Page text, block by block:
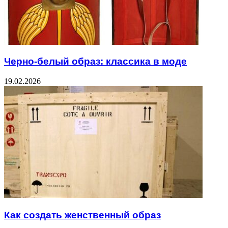
Черно-белый образ: классика в моде
19.02.2026
Как создать женственный образ